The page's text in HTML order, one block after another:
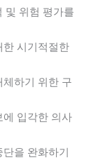
및 위험 평가를
시기적절한
하기 위한 구
입각한 의사
을 완화하기